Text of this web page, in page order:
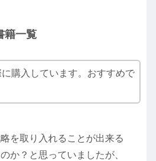
籍一覧
購入しています。おすすめで
を取り入れることが出来る
か？と思っていましたが、